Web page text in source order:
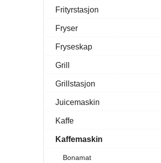
Frityrstasjon
Fryser
Fryseskap
Grill
Grillstasjon
Juicemaskin
Kaffe
Kaffemaskin
Bonamat